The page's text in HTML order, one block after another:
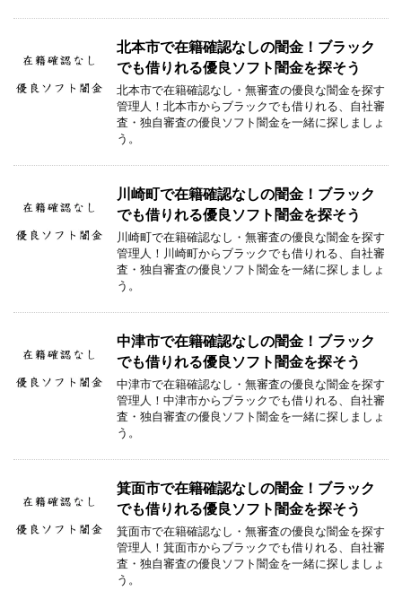
北本市で在籍確認なしの闇金！ブラック
でも借りれる優良ソフト闇金を探そう
北本市で在籍確認なし・無審査の優良な闇金を探す
管理人！北本市からブラックでも借りれる、自社審
査・独自審査の優良ソフト闇金を一緒に探しましょ
う。
川崎町で在籍確認なしの闇金！ブラック
でも借りれる優良ソフト闇金を探そう
川崎町で在籍確認なし・無審査の優良な闇金を探す
管理人！川崎町からブラックでも借りれる、自社審
査・独自審査の優良ソフト闇金を一緒に探しましょ
う。
中津市で在籍確認なしの闇金！ブラック
でも借りれる優良ソフト闇金を探そう
中津市で在籍確認なし・無審査の優良な闇金を探す
管理人！中津市からブラックでも借りれる、自社審
査・独自審査の優良ソフト闇金を一緒に探しましょ
う。
箕面市で在籍確認なしの闇金！ブラック
でも借りれる優良ソフト闇金を探そう
箕面市で在籍確認なし・無審査の優良な闇金を探す
管理人！箕面市からブラックでも借りれる、自社審
査・独自審査の優良ソフト闇金を一緒に探しましょ
う。